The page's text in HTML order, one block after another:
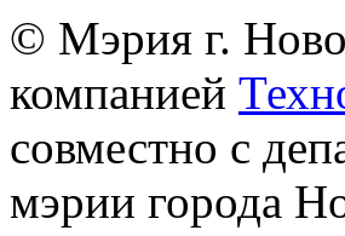
© Мэрия г.
компанией
совместно с
мэрии города